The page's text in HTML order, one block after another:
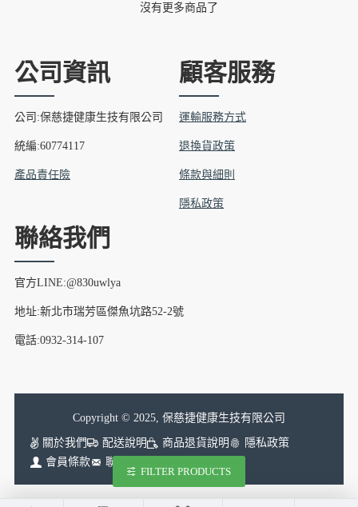
沒有更多商品了
公司資訊
公司:保慈捷健康生技有限公司
統編:60774117
產品責任險
顧客服務
運輸服務方式
退換貨政策
條款與細則
隱私政策
聯絡我們
官方LINE:@830uwlya
地址:新北市瑞芳區傑魚坑路52-2號
電話:0932-314-107
Copyright © 2025, 保慈捷健康生技有限公司
關於我們 配送說明 商品退貨說明
隱私政策
會員條款
聯絡我們
FILTER PRODUCTS